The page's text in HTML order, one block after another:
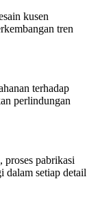
kusen
tren
terhadap
perlindungan
pabrikasi
dalam setiap detail